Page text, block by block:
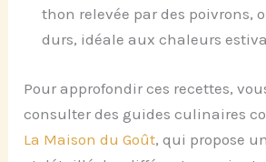
thon relevée par des poivrons,
durs, idéale aux chaleurs
Pour approfondir ces recettes,
consulter des guides culinaires
La Maison du Goût, qui propose